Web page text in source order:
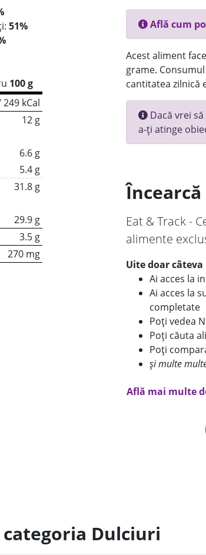
51%
100 g
kCal
12 g
6.6 g
5.4 g
31.8 g
29.9 g
3.5 g
270 mg
Află cum
Acest aliment
grame.
cantitatea zilnică
Dacă vrei
a-ți atinge
Eat & Track -
alimente
Uite doar
Ai acces la
Ai acces la
completate
Poți vedea
Poți căuta
Poți
și multe
Află mai multe
Dulciuri